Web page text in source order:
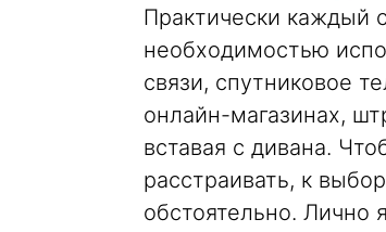
Практически каждый
необходимостью
связи, спутниковое
онлайн-магазинах,
вставая с дивана.
расстраивать, к
обстоятельно. Лично